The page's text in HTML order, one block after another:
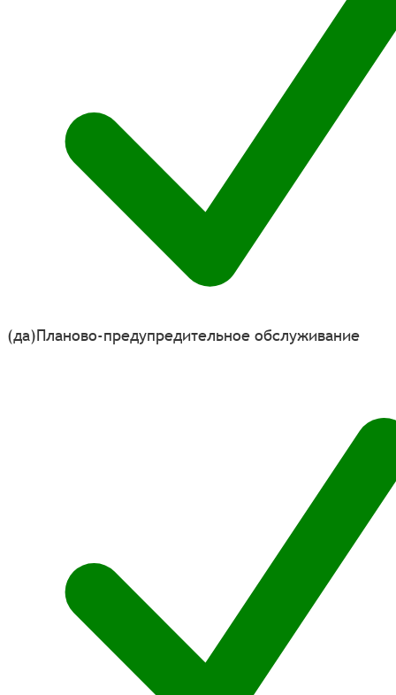
(да)Планово-предупредительное обслуживание